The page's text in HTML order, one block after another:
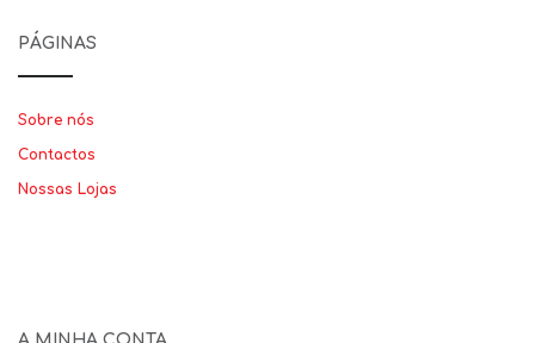
PÁGINAS
Sobre nós
Contactos
Nossas Lojas